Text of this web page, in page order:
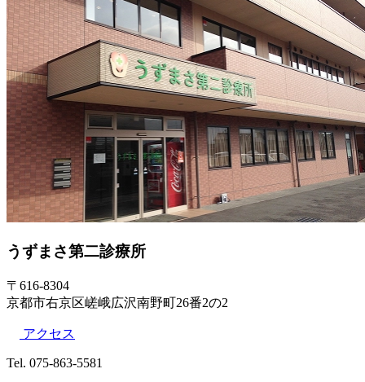
うずまさ第二診療所
〒616-8304
京都市右京区嵯峨広沢南野町26番2の2
アクセス
Tel. 075-863-5581